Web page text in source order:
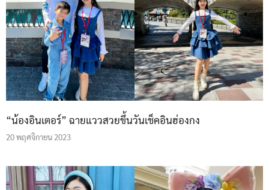
“น้องอินเตอร์” ฉายแววสวยขึ้นวันเช็คอินฮ่องกง
20 พฤศจิกายน 2023